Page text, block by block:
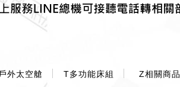
外太空艙 T多功能床組 Z相關商品